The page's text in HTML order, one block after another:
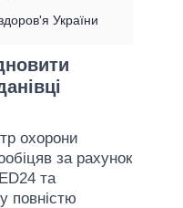
України
охорони
за рахунок
та
повністю